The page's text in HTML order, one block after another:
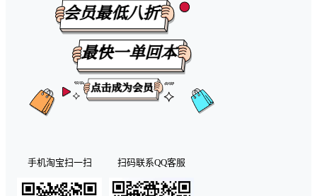
手机淘宝扫一扫 扫码联系QQ客服